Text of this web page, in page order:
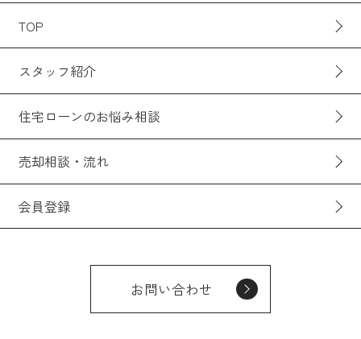
TOP
スタッフ紹介
住宅ローンのお悩み相談
売却相談・流れ
会員登録
お問い合わせ